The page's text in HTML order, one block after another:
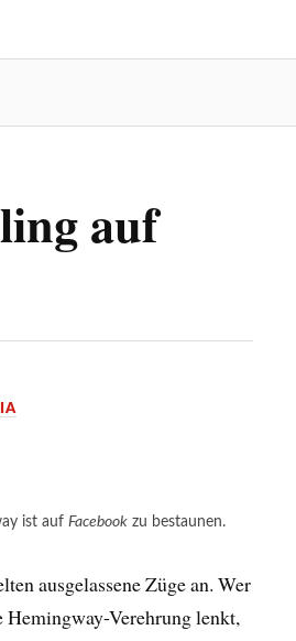
auf
ist aufFacebook zu bestaunen.
ausgelassene Züge an. Wer
Verehrung lenkt,